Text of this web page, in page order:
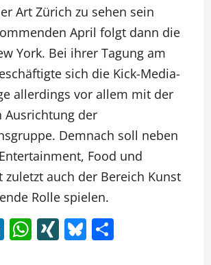
Art Zürich zu sehen sein
April folgt dann die
York. Bei ihrer Tagung am
sich die Kick-Media-
allerdings vor allem mit der
Ausrichtung der
Demnach soll neben
Food und
zuletzt auch der Bereich Kunst
Rolle spielen.
LinkedIn
WhatsApp
XINGBluesky